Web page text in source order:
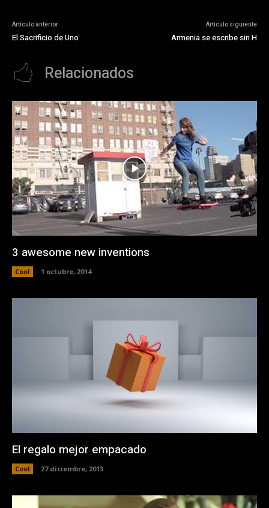
Artículo anterior
El Sacrificio de Uno
Artículo siguiente
Armenia se escribe sin H
Relacionados
3 awesome new inventions
Cool 1 octubre, 2014
El regalo mejor empacado
Cool 27 diciembre, 2013